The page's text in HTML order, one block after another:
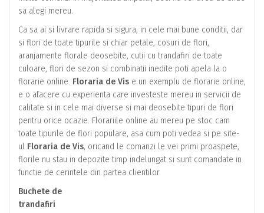
sa alegi mereu.
Ca sa ai si livrare rapida si sigura, in cele mai bune conditii, dar
si flori de toate tipurile si chiar petale, cosuri de flori,
aranjamente florale deosebite, cutii cu trandafiri de toate
culoare, flori de sezon si combinatii inedite poti apela la o
florarie online. Floraria de Vis e un exemplu de florarie online,
e o afacere cu experienta care investeste mereu in servicii de
calitate si in cele mai diverse si mai deosebite tipuri de flori
pentru orice ocazie. Florariile online au mereu pe stoc cam
toate tipurile de flori populare, asa cum poti vedea si pe site-
ul Floraria de Vis, oricand le comanzi le vei primi proaspete,
florile nu stau in depozite timp indelungat si sunt comandate in
functie de cerintele din partea clientilor.
Buchete de
trandafiri